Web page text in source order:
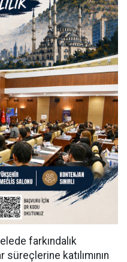
farkındalık
katılımının